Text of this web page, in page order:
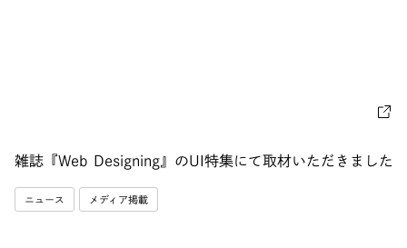
雑誌『Web Designing』のUI特集にて取材いただきました
ニュース メディア掲載